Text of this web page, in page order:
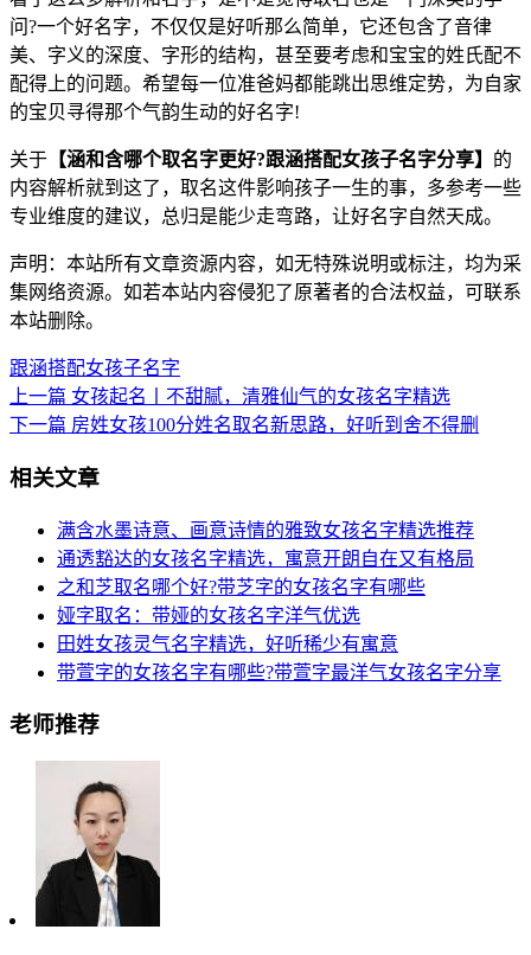
问?一个好名字，不仅仅是好听那么简单，它还包含了音律
美、字义的深度、字形的结构，甚至要考虑和宝宝的姓氏配不
配得上的问题。希望每一位准爸妈都能跳出思维定势，为自家
的宝贝寻得那个气韵生动的好名字!
关于 【涵和含哪个取名字更好?跟涵搭配女孩子名字分享】 的
内容解析就到这了，取名这件影响孩子一生的事，多参考一些
专业维度的建议，总归是能少走弯路，让好名字自然天成。
声明：本站所有文章资源内容，如无特殊说明或标注，均为采
集网络资源。如若本站内容侵犯了原著者的合法权益，可联系
本站删除。
跟涵搭配女孩子名字
上一篇 女孩起名丨不甜腻，清雅仙气的女孩名字精选
下一篇 房姓女孩100分姓名取名新思路，好听到舍不得删
相关文章
满含水墨诗意、画意诗情的雅致女孩名字精选推荐
通透豁达的女孩名字精选，寓意开朗自在又有格局
之和芝取名哪个好?带芝字的女孩名字有哪些
娅字取名：带娅的女孩名字洋气优选
田姓女孩灵气名字精选，好听稀少有寓意
带萱字的女孩名字有哪些?带萱字最洋气女孩名字分享
老师推荐